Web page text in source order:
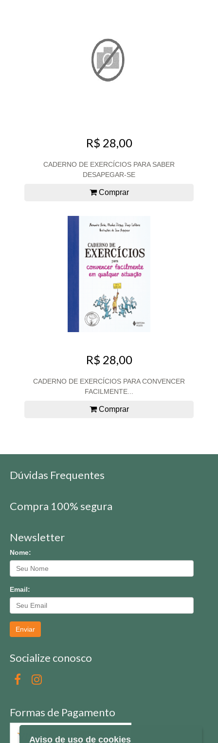
R$ 28,00
CADERNO DE EXERCÍCIOS PARA SABER
DESAPEGAR-SE
Comprar
R$ 28,00
CADERNO DE EXERCÍCIOS PARA CONVENCER
FACILMENTE...
Comprar
Dúvidas Frequentes
Compra 100% segura
Newsletter
Nome:
Email:
Enviar
Socialize conosco
Formas de Pagamento
Aviso de uso de cookies